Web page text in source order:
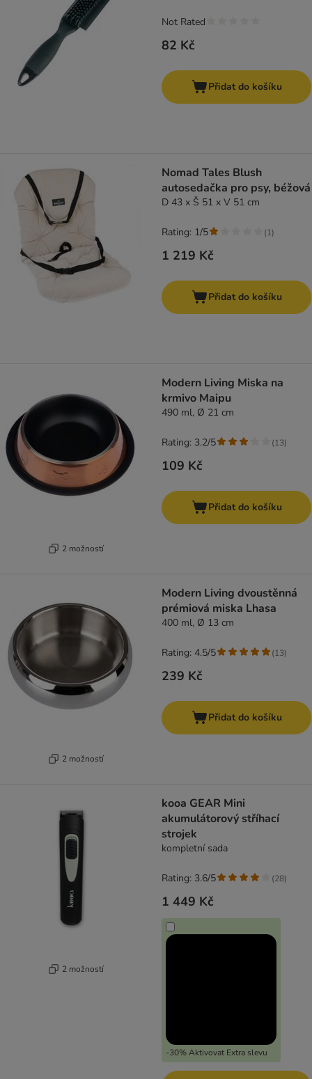
82 Kč
Not Rated
Přidat do košíku
Nomad Tales Blush
autosedačka pro psy, béžová
D 43 x Š 51 x V 51 cm
1 219 Kč
Rating: 1/5 (1)
Přidat do košíku
2 možností
Modern Living Miska na
krmivo Maipu
490 ml, Ø 21 cm
109 Kč
Rating: 3.2/5 (13)
Přidat do košíku
2 možností
Modern Living dvoustěnná
prémiová miska Lhasa
400 ml, Ø 13 cm
239 Kč
Rating: 4.5/5 (13)
Přidat do košíku
2 možností
kooa GEAR Mini
akumulátorový stříhací
strojek
kompletní sada
1 449 Kč
-30% Aktivovat Extra slevu
Rating: 3.6/5 (28)